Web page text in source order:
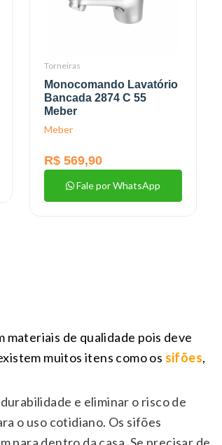
Torneiras
Monocomando Lavatório
Bancada 2874 C 55
Meber
Meber
R$ 569,90
Fale por WhatsApp
de qualidade pois deve
muitos itens como os sifões,
e eliminar o risco de
o uso cotidiano. Os sifões